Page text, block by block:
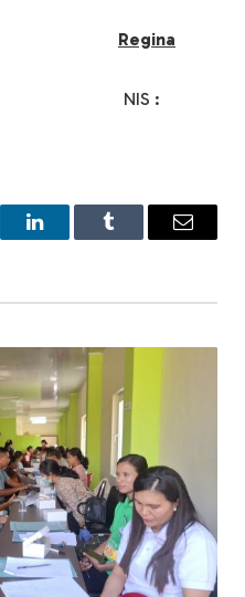
Regina
NIS :
LinkedInTumblr Email